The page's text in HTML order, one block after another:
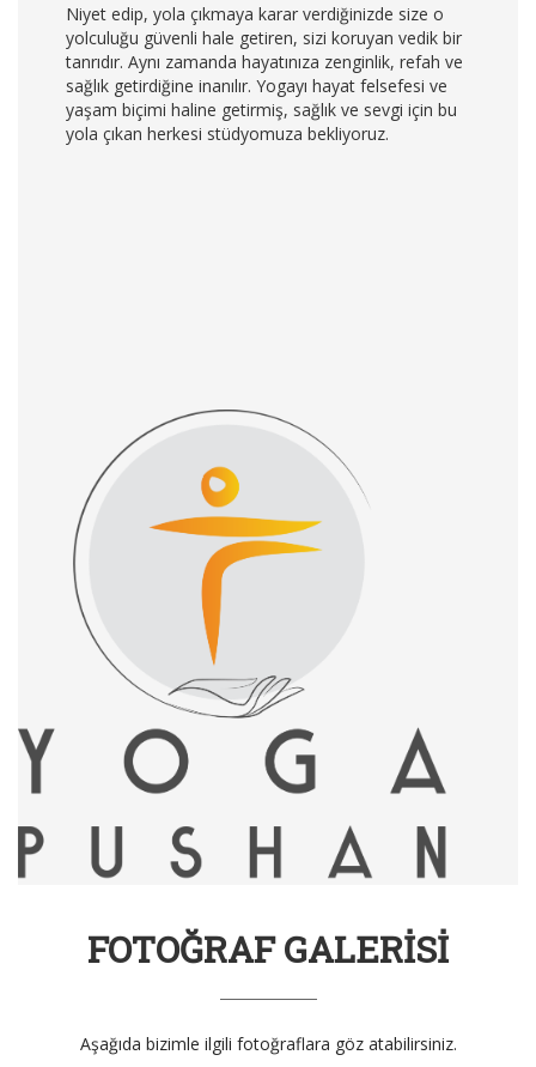
Niyet edip, yola çıkmaya karar verdiğinizde size o
yolculuğu güvenli hale getiren, sizi koruyan vedik bir
tanrıdır. Aynı zamanda hayatınıza zenginlik, refah ve
sağlık getirdiğine inanılır. Yogayı hayat felsefesi ve
yaşam biçimi haline getirmiş, sağlık ve sevgi için bu
yola çıkan herkesi stüdyomuza bekliyoruz.
FOTOĞRAF GALERİSİ
Aşağıda bizimle ilgili fotoğraflara göz atabilirsiniz.